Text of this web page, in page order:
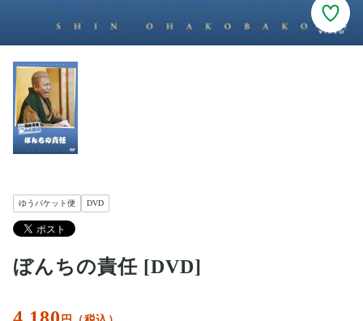
ゆうパケット便 DVD
ぼんちの責任 [DVD]